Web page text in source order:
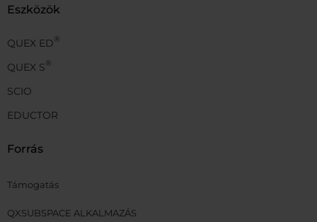
Eszközök
QUEX ED®
QUEX S®
SCIO
EDUCTOR
Forrás
Támogatás
QXSUBSPACE ALKALMAZÁS